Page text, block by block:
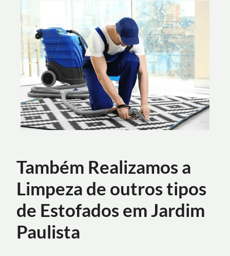
Também Realizamos a
Limpeza de outros tipos
de Estofados em Jardim
Paulista